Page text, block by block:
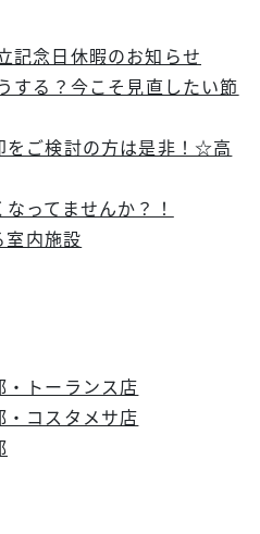
念日休暇のお知らせ
する？今こそ見直したい節
をご検討の方は是非！☆高
ってませんか？！
室内施設
トーランス店
コスタメサ店